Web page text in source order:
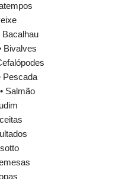
Bacalhau
Bivalves
Pescada
Salmão